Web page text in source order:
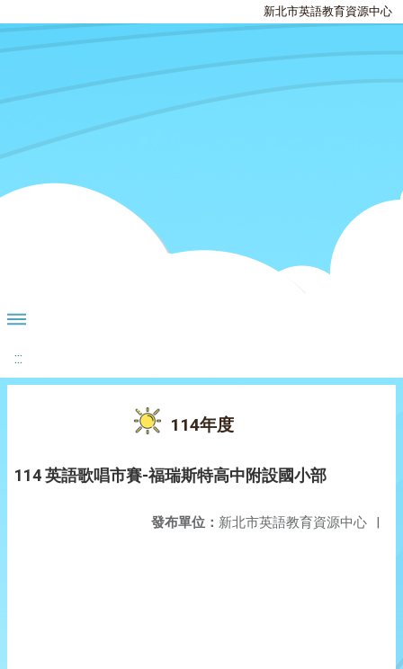
新北市英語教育資源中心
:::
114年度
114 英語歌唱市賽-福瑞斯特高中附設國小部
發布單位： 新北市英語教育資源中心 |